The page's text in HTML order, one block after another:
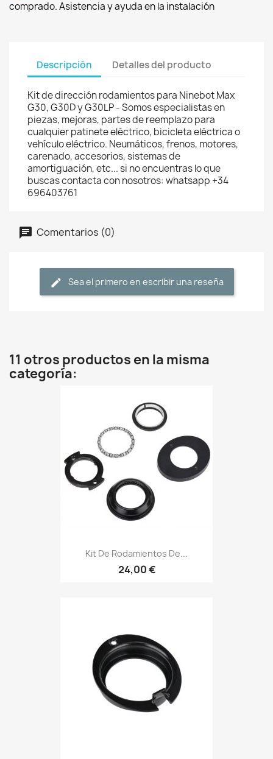
comprado. Asistencia y ayuda en la instalación
Descripción Detalles del producto
Kit de dirección rodamientos para Ninebot Max
G30, G30D y G30LP - Somos especialistas en
piezas, mejoras, partes de reemplazo para
cualquier patinete eléctrico, bicicleta eléctrica o
vehículo eléctrico. Neumáticos, frenos, motores,
carenado, accesorios, sistemas de
amortiguación, etc... si no encuentras lo que
buscas contacta con nosotros: whatsapp +34
696403761
Comentarios (0)
Sea el primero en escribir una reseña
11 otros productos en la misma
categoría:
Kit De Rodamientos De...
24,00 €